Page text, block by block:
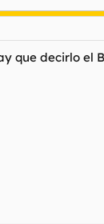
que decirlo el